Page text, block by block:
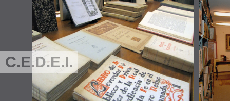
C.E.D.E.I.